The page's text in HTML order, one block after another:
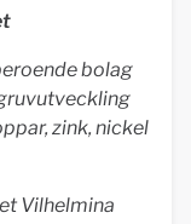
bolag
zink, nickel
Vilhelmina